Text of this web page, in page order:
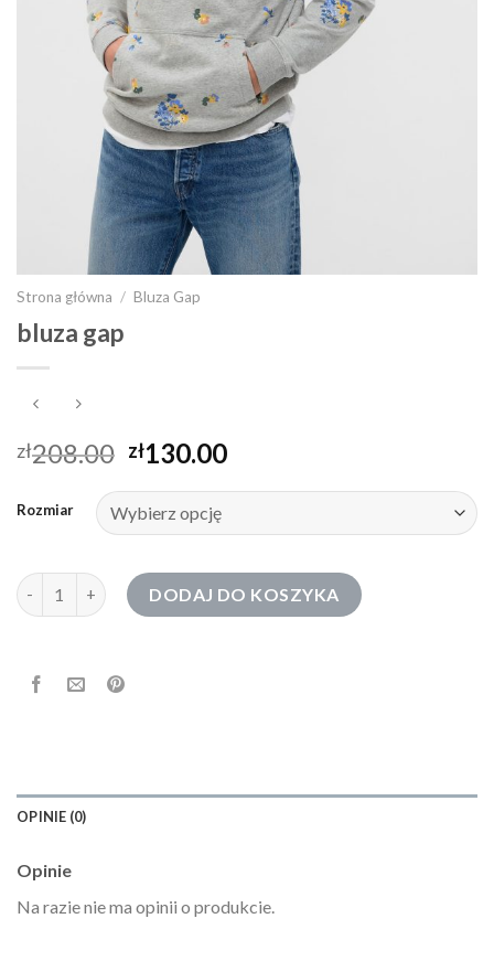
Strona główna / Bluza Gap
bluza gap
zł208.00 zł130.00
Rozmiar
ilość bluza gap DODAJ DO KOSZYKA
OPINIE (0)
Opinie
Na razie nie ma opinii o produkcie.